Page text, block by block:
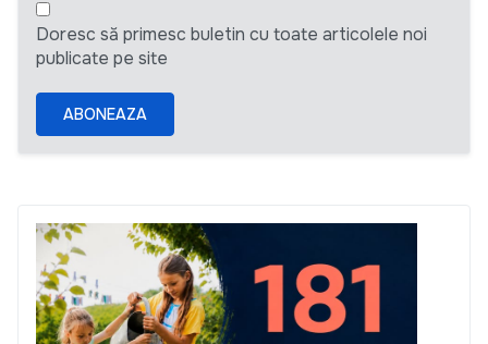
Doresc să primesc buletin cu toate articolele noi
publicate pe site
ABONEAZA